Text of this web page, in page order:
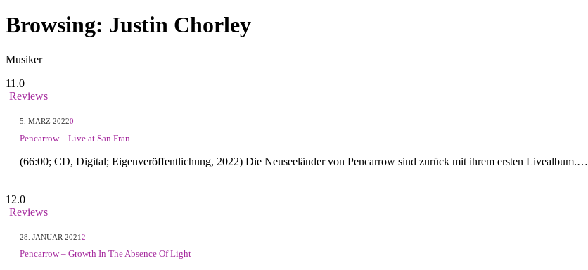
Browsing: Justin Chorley
Musiker
11.0
Reviews
5. MÄRZ 20220
Pencarrow – Live at San Fran
(66:00; CD, Digital; Eigenveröffentlichung, 2022) Die Neuseeländer von Pencarrow sind zurück mit ihrem ersten Livealbum.…
12.0
Reviews
28. JANUAR 20212
Pencarrow – Growth In The Absence Of Light